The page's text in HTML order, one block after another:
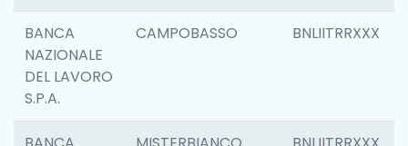
BANCA
NAZIONALE
DEL LAVORO
S.P.A.
CAMPOBASSO BNLIITRRXXX